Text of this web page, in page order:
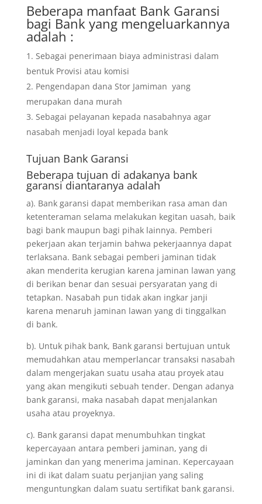
Beberapa manfaat Bank Garansi
bagi Bank yang mengeluarkannya
adalah :
Sebagai penerimaan biaya administrasi dalam
bentuk Provisi atau komisi
Pengendapan dana Stor Jamiman yang
merupakan dana murah
Sebagai pelayanan kepada nasabahnya agar
nasabah menjadi loyal kepada bank
Tujuan Bank Garansi
Beberapa tujuan di adakanya bank
garansi diantaranya adalah
a). Bank garansi dapat memberikan rasa aman dan
ketenteraman selama melakukan kegitan uasah, baik
bagi bank maupun bagi pihak lainnya. Pemberi
pekerjaan akan terjamin bahwa pekerjaannya dapat
terlaksana. Bank sebagai pemberi jaminan tidak
akan menderita kerugian karena jaminan lawan yang
di berikan benar dan sesuai persyaratan yang di
tetapkan. Nasabah pun tidak akan ingkar janji
karena menaruh jaminan lawan yang di tinggalkan
di bank.
b). Untuk pihak bank, Bank garansi bertujuan untuk
memudahkan atau memperlancar transaksi nasabah
dalam mengerjakan suatu usaha atau proyek atau
yang akan mengikuti sebuah tender. Dengan adanya
bank garansi, maka nasabah dapat menjalankan
usaha atau proyeknya.
c). Bank garansi dapat menumbuhkan tingkat
kepercayaan antara pemberi jaminan, yang di
jaminkan dan yang menerima jaminan. Kepercayaan
ini di ikat dalam suatu perjanjian yang saling
menguntungkan dalam suatu sertifikat bank garansi.